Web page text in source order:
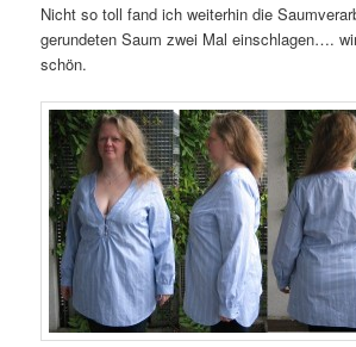
Nicht so toll fand ich weiterhin die
gerundeten Saum zwei Mal einschlagen….
schön.